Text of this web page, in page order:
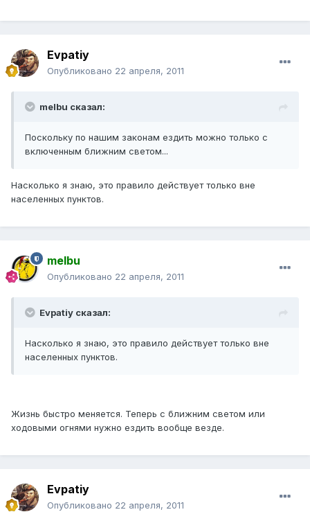
Evpatiy
Опубликовано 22 апреля, 2011
melbu сказал:
Поскольку по нашим законам ездить можно только с
включенным ближним светом...
Насколько я знаю, это правило действует только вне
населенных пунктов.
melbu
Опубликовано 22 апреля, 2011
Evpatiy сказал:
Насколько я знаю, это правило действует только вне
населенных пунктов.
Жизнь быстро меняется. Теперь с ближним светом или
ходовыми огнями нужно ездить вообще везде.
Evpatiy
Опубликовано 22 апреля, 2011